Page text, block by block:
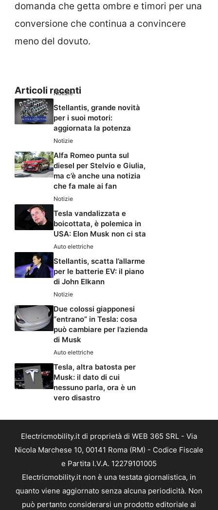
domanda che getta ombre e timori per una
conversione che continua a convincere
meno del dovuto.
Articoli recenti
Notizie
Stellantis, grande novità
per i suoi motori:
aggiornata la potenza
Notizie
Alfa Romeo punta sul
diesel per Stelvio e Giulia,
ma c’è anche una notizia
che fa male ai fan
Notizie
Tesla vandalizzata e
boicottata, è polemica in
USA: Elon Musk non ci sta
Auto elettriche
Stellantis, scatta l’allarme
per le batterie EV: il piano
di John Elkann
Notizie
Due colossi giapponesi
“entrano” in Tesla: cosa
può cambiare per l’azienda
di Musk
Auto elettriche
Tesla, altra batosta per
Musk: il dato di cui
nessuno parla, ora è un
vero disastro
Electricmobility.it di proprietà di WEB 365 SRL - Via
Nicola Marchese 10, 00141 Roma (RM) - Codice Fiscale
e Partita I.V.A. 12279101005
Electricmobility.it non è una testata giornalistica, in
quanto viene aggiornato senza alcuna periodicità. Non
può pertanto considerarsi un prodotto editoriale ai